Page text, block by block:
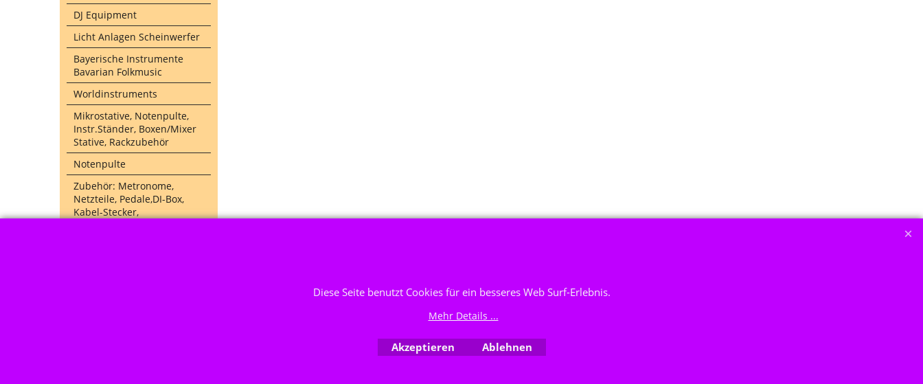
DJ Equipment
Licht Anlagen Scheinwerfer
Bayerische Instrumente
Bavarian Folkmusic
Worldinstruments
Mikrostative, Notenpulte,
Instr.Ständer, Boxen/Mixer
Stative, Rackzubehör
Notenpulte
Zubehör: Metronome,
Netzteile, Pedale,DI-Box,
Kabel-Stecker,
Diese Seite benutzt Cookies für ein besseres Web Surf-Erlebnis.
Mehr Details ...
Akzeptieren Ablehnen